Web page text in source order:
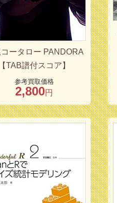
ータロー PANDORA
TAB譜付スコア】
参考買取価格
2,800円